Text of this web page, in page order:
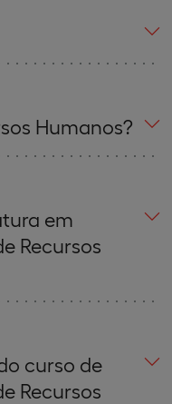
Humanos?
em
Recursos
curso de
Recursos